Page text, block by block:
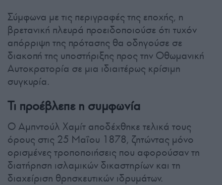
Σύμφωνα με τις περιγραφές της εποχής, η
βρετανική πλευρά προειδοποιούσε ότι τυχόν
απόρριψη της πρότασης θα οδηγούσε σε
διακοπή της υποστήριξης προς την Οθωμανική
Αυτοκρατορία σε μια ιδιαιτέρως κρίσιμη
συγκυρία.
Τι προέβλεπε η συμφωνία
Ο Αμπντούλ Χαμίτ αποδέχθηκε τελικά τους
όρους στις 25 Μαΐου 1878, ζητώντας μόνο
ορισμένες τροποποιήσεις που αφορούσαν τη
διατήρηση ισλαμικών δικαστηρίων και τη
διαχείριση θρησκευτικών ιδρυμάτων.